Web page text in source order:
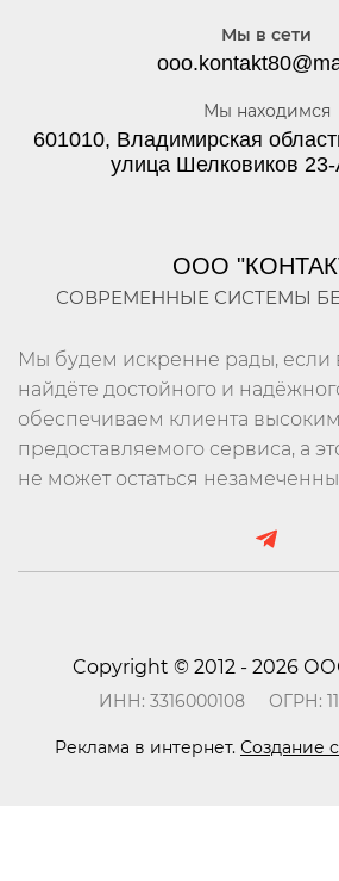
Мы в сети
Мы находимся
601010, Владимирская
улица Шелковиков
ООО
СОВРЕМЕННЫЕ СИСТЕМЫ
Мы будем искренне рады,
найдёте достойного и
обеспечиваем клиента
предоставляемого сервиса, а
не может остаться
Copyright © 2012 - 2026
ИНН: 3316000108 ОГРН:
Реклама в интернет. Создание